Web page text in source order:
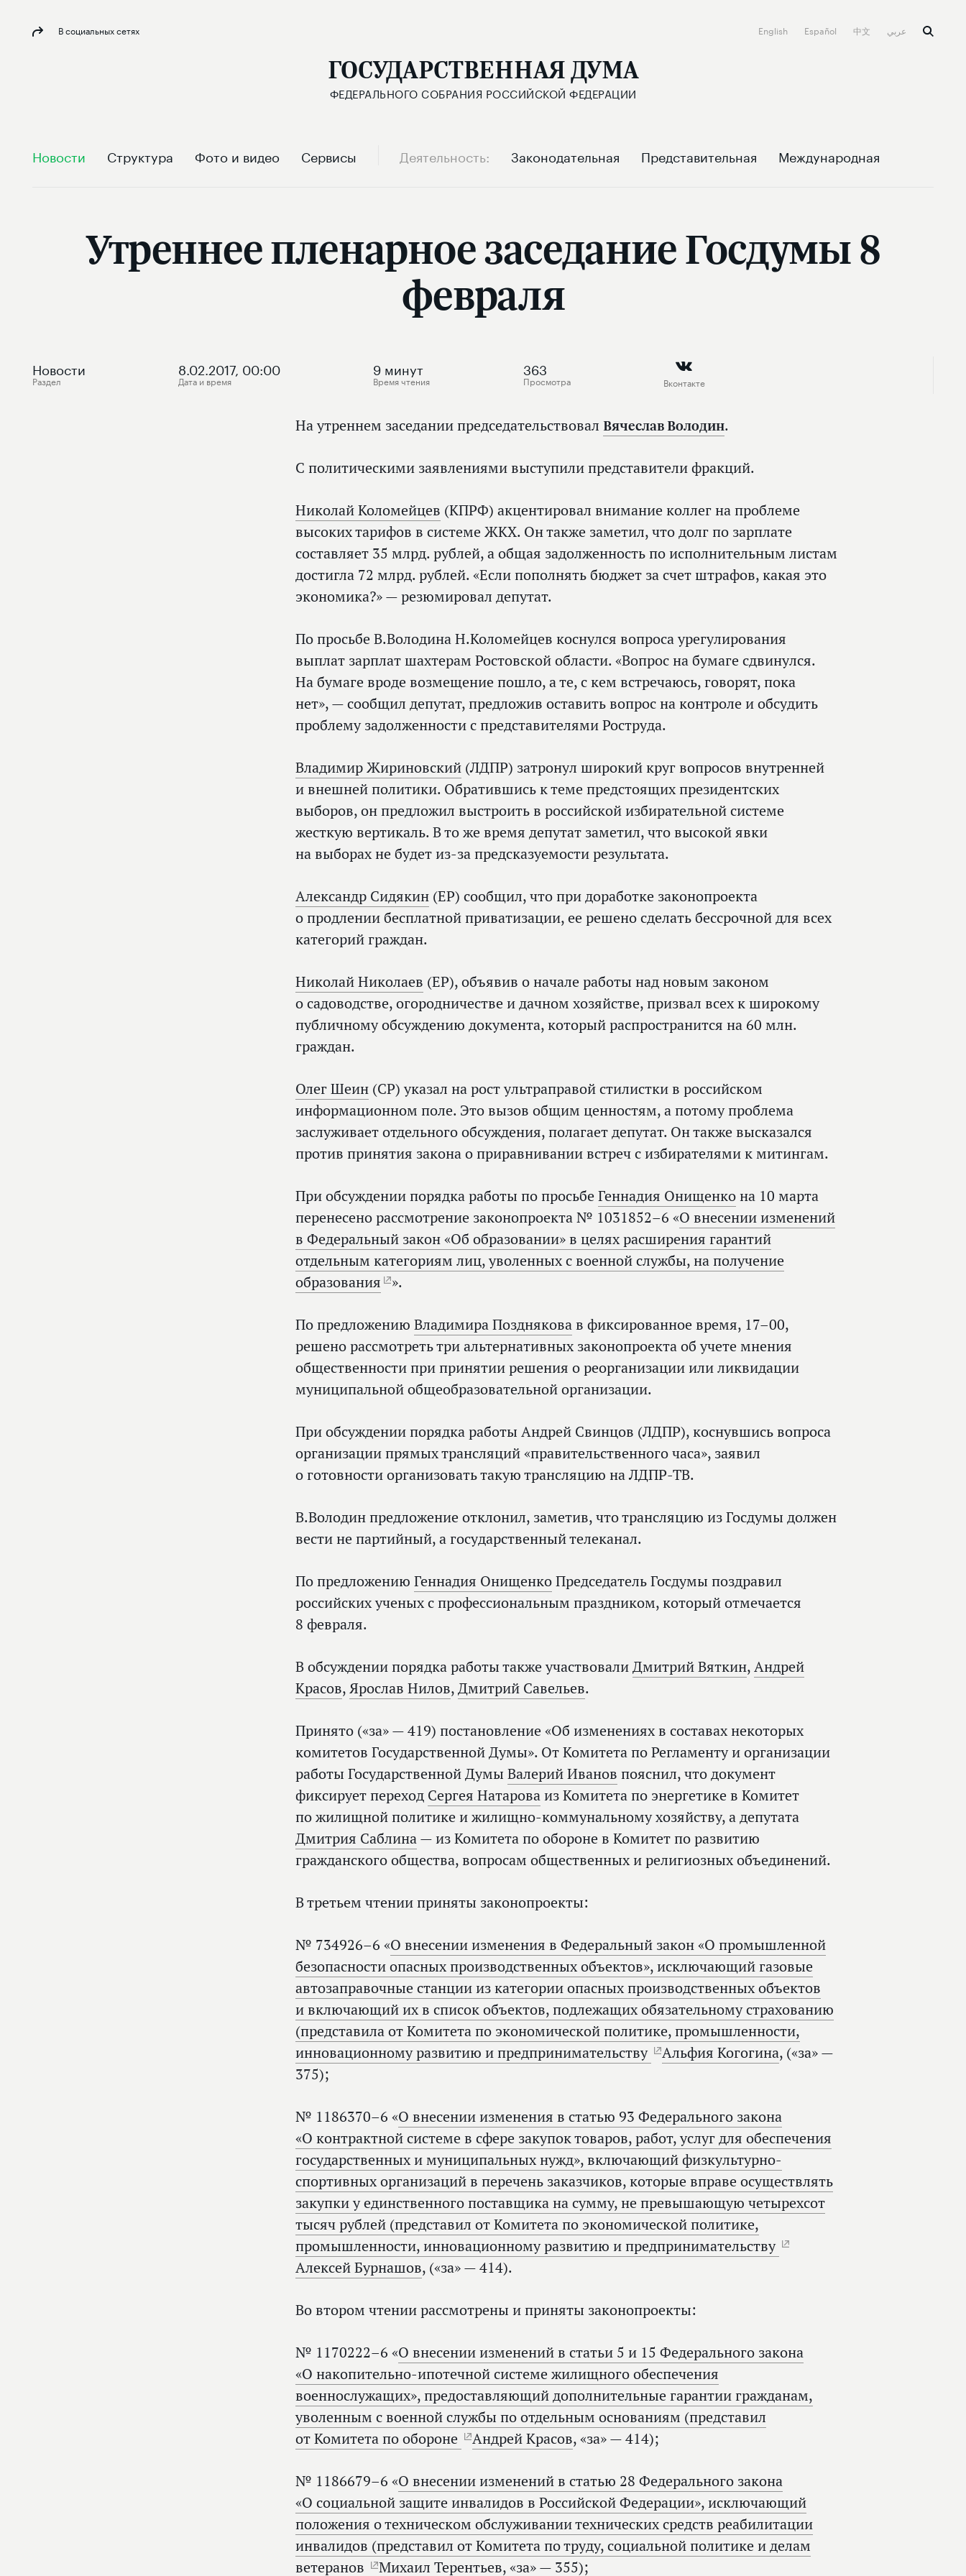
В социальных сетях English Español 中文
ГОСУДАРСТВЕННАЯ ДУМА
ФЕДЕРАЛЬНОГО СОБРАНИЯ РОССИЙСКОЙ ФЕДЕРАЦИИ
Новости Структура Фото и видео Сервисы Деятельность Законодательная Представительная Международная
Утреннее пленарное заседание Госдумы 8
февраля
Новости
Раздел
8.02.2017, 00:00
Дата и время
9 минут
Время чтения
363
Просмотра Вконтакте
На утреннем заседании председательствовал Вячеслав Володин.
С политическими заявлениями выступили представители фракций.
Николай Коломейцев (КПРФ) акцентировал внимание коллег на проблеме
высоких тарифов в системе ЖКХ. Он также заметил, что долг по зарплате
составляет 35 млрд. рублей, а общая задолженность по исполнительным листам
достигла 72 млрд. рублей. «Если пополнять бюджет за счет штрафов, какая это
экономика?» — резюмировал депутат.
По просьбе В.Володина Н.Коломейцев коснулся вопроса урегулирования
выплат зарплат шахтерам Ростовской области. «Вопрос на бумаге сдвинулся.
На бумаге вроде возмещение пошло, а те, с кем встречаюсь, говорят, пока
нет», — сообщил депутат, предложив оставить вопрос на контроле и обсудить
проблему задолженности с представителями Роструда.
Владимир Жириновский (ЛДПР) затронул широкий круг вопросов внутренней
и внешней политики. Обратившись к теме предстоящих президентских
выборов, он предложил выстроить в российской избирательной системе
жесткую вертикаль. В то же время депутат заметил, что высокой явки
на выборах не будет из‑за предсказуемости результата.
Александр Сидякин (ЕР) сообщил, что при доработке законопроекта
о продлении бесплатной приватизации, ее решено сделать бессрочной для всех
категорий граждан.
Николай Николаев (ЕР), объявив о начале работы над новым законом
о садоводстве, огородничестве и дачном хозяйстве, призвал всех к широкому
публичному обсуждению документа, который распространится на 60 млн.
граждан.
Олег Шеин (СР) указал на рост ультраправой стилистки в российском
информационном поле. Это вызов общим ценностям, а потому проблема
заслуживает отдельного обсуждения, полагает депутат. Он также высказался
против принятия закона о приравнивании встреч с избирателями к митингам.
При обсуждении порядка работы по просьбе Геннадия Онищенкона 10 марта
перенесено рассмотрение законопроекта № 1031852–6 «О внесении изменений
в Федеральный закон «Об образовании» в целях расширения гарантий
отдельным категориям лиц, уволенных с военной службы, на получение
образования
».
По предложению Владимира Поздняковав фиксированное время, 17–00,
решено рассмотреть три альтернативных законопроекта об учете мнения
общественности при принятии решения о реорганизации или ликвидации
муниципальной общеобразовательной организации.
При обсуждении порядка работы Андрей Свинцов (ЛДПР), коснувшись вопроса
организации прямых трансляций «правительственного часа», заявил
о готовности организовать такую трансляцию на ЛДПР-ТВ.
В.Володин предложение отклонил, заметив, что трансляцию из Госдумы должен
вести не партийный, а государственный телеканал.
По предложению Геннадия ОнищенкоПредседатель Госдумы поздравил
российских ученых с профессиональным праздником, который отмечается
8 февраля.
В обсуждении порядка работы также участвовалиДмитрий Вяткин,Андрей
Красов,Ярослав Нилов,Дмитрий Савельев.
Принято («за» — 419) постановление «Об изменениях в составах некоторых
комитетов Государственной Думы». От Комитета по Регламенту и организации
работы Государственной Думы Валерий Иванов пояснил, что документ
фиксирует переход Сергея Натароваиз Комитета по энергетике в Комитет
по жилищной политике и жилищно-коммунальному хозяйству, а депутата
Дмитрия Саблина— из Комитета по обороне в Комитет по развитию
гражданского общества, вопросам общественных и религиозных объединений.
В третьем чтении приняты законопроекты:
№ 734926–6 «О внесении изменения в Федеральный закон «О промышленной
безопасности опасных производственных объектов», исключающий газовые
автозаправочные станции из категории опасных производственных объектов
и включающий их в список объектов, подлежащих обязательному страхованию
(представила от Комитета по экономической политике, промышленности,
инновационному развитию и предпринимательству
Альфия Когогина, («за» —
375);
№ 1186370–6 «О внесении изменения в статью 93 Федерального закона
«О контрактной системе в сфере закупок товаров, работ, услуг для обеспечения
государственных и муниципальных нужд», включающий физкультурно-
спортивных организаций в перечень заказчиков, которые вправе осуществлять
закупки у единственного поставщика на сумму, не превышающую четырехсот
тысяч рублей (представил от Комитета по экономической политике,
промышленности, инновационному развитию и предпринимательству
Алексей Бурнашов, («за» — 414).
Во втором чтении рассмотрены и приняты законопроекты:
№ 1170222–6 «О внесении изменений в статьи 5 и 15 Федерального закона
«О накопительно-ипотечной системе жилищного обеспечения
военнослужащих», предоставляющий дополнительные гарантии гражданам,
уволенным с военной службы по отдельным основаниям (представил
от Комитета по обороне
Андрей Красов, «за» — 414);
№ 1186679–6 «О внесении изменений в статью 28 Федерального закона
«О социальной защите инвалидов в Российской Федерации», исключающий
положения о техническом обслуживании технических средств реабилитации
инвалидов (представил от Комитета по труду, социальной политике и делам
ветеранов
Михаил Терентьев, «за» — 355);